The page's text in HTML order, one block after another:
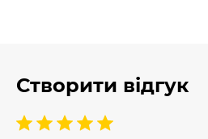
Створити відгук